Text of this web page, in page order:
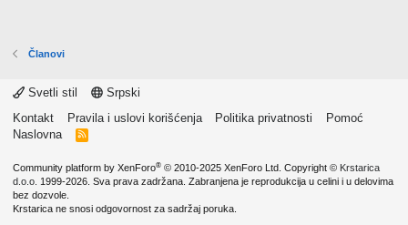
Članovi
Svetli stil
Srpski
Kontakt
Pravila i uslovi korišćenja Politika privatnosti
Pomoć
Naslovna
R
Community platform by XenForo® © 2010-2025 XenForo Ltd. Copyright © Krstarica
d.o.o. 1999-2026. Sva prava zadržana. Zabranjena je reprodukcija u celini i u delovima
bez dozvole.
Krstarica ne snosi odgovornost za sadržaj poruka.